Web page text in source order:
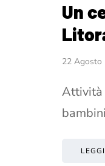
Un
22 Agosto
Attività